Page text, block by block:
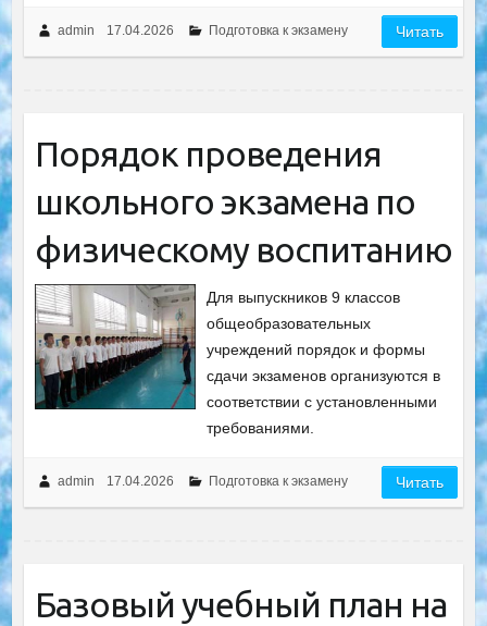
admin 17.04.2026 Подготовка к экзамену Читать
Порядок проведения
школьного экзамена по
физическому воспитанию
Для выпускников 9 классов
общеобразовательных
учреждений порядок и формы
сдачи экзаменов организуются в
соответствии с установленными
требованиями.
admin 17.04.2026 Подготовка к экзамену Читать
Базовый учебный план на